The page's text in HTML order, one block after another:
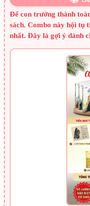
Để con trưởng thành
sách. Combo này hội tụ
nhất. Đây là gợi ý dành